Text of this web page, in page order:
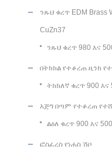
ንጹህ ቁረጥ EDM Brass
CuZn37
ንጹህ ቁረጥ 980 እና
በትክክል የተቆረጠ ዚንክ
ትክክለኛ ቁረጥ 900 እና
እጅግ በጣም የተቆረጠ
ልዕለ ቁረጥ 900 እና 500
ፎስፈረስ የነሐስ ሽቦ